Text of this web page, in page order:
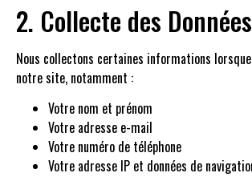
2. Collecte des Données
Nous collectons certaines informations
notre site, notamment :
Votre nom et prénom
Votre adresse e-mail
Votre numéro de téléphone
Votre adresse IP et données de